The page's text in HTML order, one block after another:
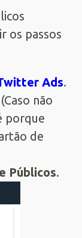
os passos
Ads.
não
porque
de
Públicos.